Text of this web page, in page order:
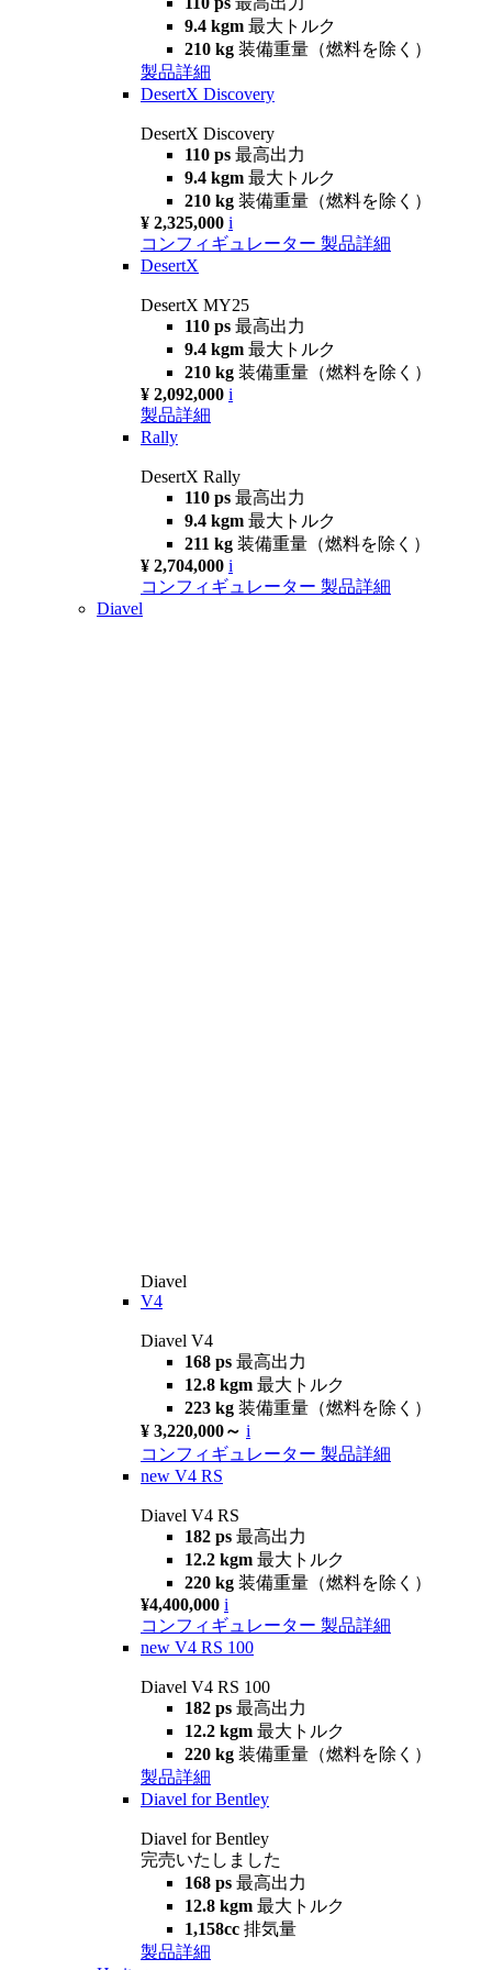
9.4 kgm 最大トルク
210 kg 装備重量（燃料を除く）
製品詳細
DesertX Discovery
DesertX Discovery
110 ps 最高出力
9.4 kgm 最大トルク
210 kg 装備重量（燃料を除く）
¥ 2,325,000 i
コンフィギュレーター 製品詳細
DesertX
DesertX MY25
110 ps 最高出力
9.4 kgm 最大トルク
210 kg 装備重量（燃料を除く）
¥ 2,092,000 i
製品詳細
Rally
DesertX Rally
110 ps 最高出力
9.4 kgm 最大トルク
211 kg 装備重量（燃料を除く）
¥ 2,704,000 i
コンフィギュレーター 製品詳細
Diavel
Diavel
V4
Diavel V4
168 ps 最高出力
12.8 kgm 最大トルク
223 kg 装備重量（燃料を除く）
¥ 3,220,000～ i
コンフィギュレーター 製品詳細
new V4 RS
Diavel V4 RS
182 ps 最高出力
12.2 kgm 最大トルク
220 kg 装備重量（燃料を除く）
¥4,400,000 i
コンフィギュレーター 製品詳細
new V4 RS 100
Diavel V4 RS 100
182 ps 最高出力
12.2 kgm 最大トルク
220 kg 装備重量（燃料を除く）
製品詳細
Diavel for Bentley
Diavel for Bentley
完売いたしました
168 ps 最高出力
12.8 kgm 最大トルク
1,158cc 排気量
製品詳細